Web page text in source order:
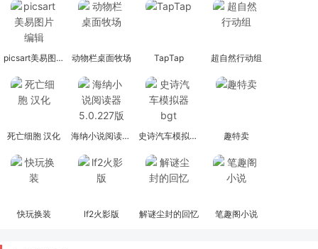
picsart美易图片编辑 动物栏桌面牧场 TapTap 超自然行动组
死亡细胞 汉化 海纳小说阅读器 5.0.227版 史诗汽车模拟器bgt 趣特卖
快玩换装 lf2火影版 解谜尘封的回忆 笔趣阁小说